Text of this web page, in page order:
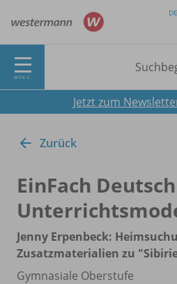
DE
MENÜ
Jetzt zum
Zurück
EinFach Deutsch
Jenny Erpenbeck:
Zusatzmaterialien zu
Gymnasiale Oberstufe